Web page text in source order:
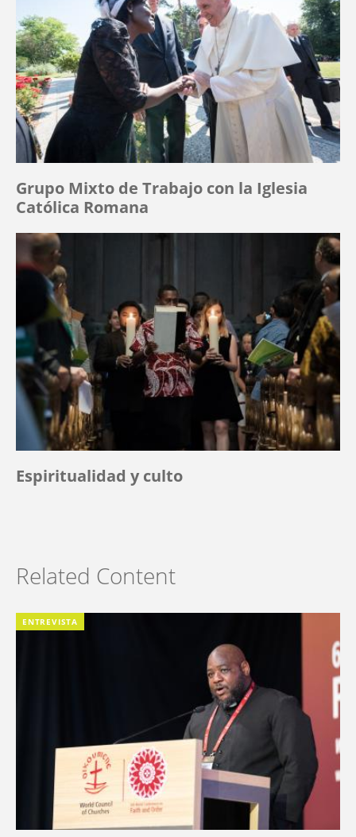
Grupo Mixto de Trabajo con la Iglesia
Católica Romana
Espiritualidad y culto
Related Content
ENTREVISTA